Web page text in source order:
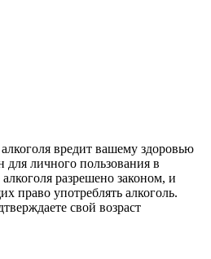
вредит вашему здоровью
для личного пользования в
разрешено законом, и
право употреблять алкоголь.
свой возраст